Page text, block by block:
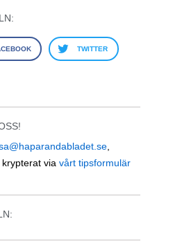
TWITTER
via vårt tipsformulär